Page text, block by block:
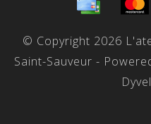
© Copyright 2026
Saint-Sauveur -